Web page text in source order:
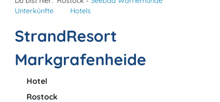
Unterkünfte
Hotels
StrandResort
Markgrafenheide
Hotel
Rostock